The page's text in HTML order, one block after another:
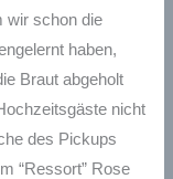
wir schon die
haben,
Braut abgeholt
nicht
des Pickups
“Ressort” Rose